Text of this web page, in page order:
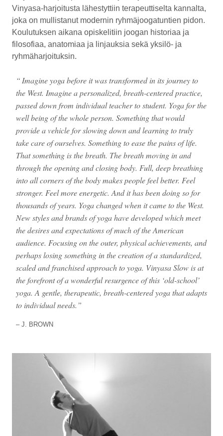
Vinyasa-harjoitusta lähestyttiin terapeuttiselta kannalta,
joka on mullistanut modernin ryhmäjoogatuntien pidon.
Koulutuksen aikana opiskelitiin joogan historiaa ja
filosofiaa, anatomiaa ja linjauksia sekä yksilö- ja
ryhmäharjoituksin.
Imagine yoga before it was transformed in its journey to
the West. Imagine a personalized, breath-centered practice,
passed down from individual teacher to student. Yoga for the
well being of the whole person. Something that would
provide a vehicle for slowing down and learning to truly
take care of ourselves. Something to ease the pains of life.
That something is the breath. The breath moving in and
through the opening and closing body. Full, deep breathing
into all corners of the body makes people feel better. Feel
stronger. Feel more energetic. And it has been doing so for
thousands of years. Yoga changed when it came to the West.
New styles and brands of yoga have developed which meet
the desires and expectations of much of the American
audience. Focusing on the outer, physical achievements, and
perhaps losing something in the creation of a standardized,
scaled and franchised approach to yoga. Vinyasa Slow is at
the forefront of a wonderful resurgence of this ‘old-school’
yoga. A gentle, therapeutic, breath-centered yoga that adapts
to individual needs.
J. BROWN